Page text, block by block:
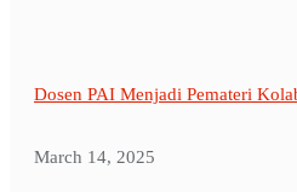
Dosen PAI Menjadi Pemateri
March 14, 2025